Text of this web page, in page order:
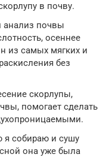
в почву.
анализ почвы
осеннее
из самых мягких и
без
скорлупы,
помогает сделать
я собираю и сушу
она уже была